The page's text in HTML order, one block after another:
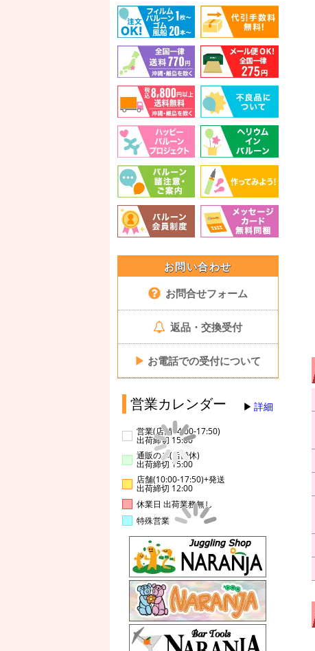
お問い合わせ
お問合せフォーム
返品・交換受付
▶ お電話での受付について
営業カレンダー 詳細
営業(店舗14:00-17:50)
出荷締切 15:00
通販のみ(店舗休)
出荷締切 15:00
店舗(10:00-17:50)+発送
出荷締切 12:00
休業日 出荷業務無し
特殊営業